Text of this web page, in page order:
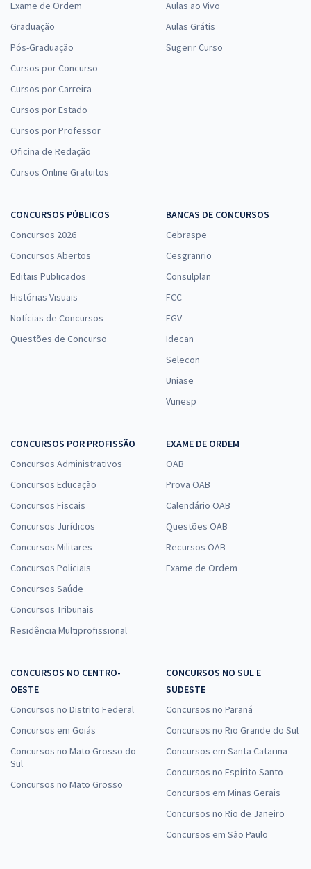
Exame de Ordem
Graduação
Pós-Graduação
Cursos por Concurso
Cursos por Carreira
Cursos por Estado
Cursos por Professor
Oficina de Redação
Cursos Online Gratuitos
Aulas ao Vivo
Aulas Grátis
Sugerir Curso
CONCURSOS PÚBLICOS
Concursos 2026
Concursos Abertos
Editais Publicados
Histórias Visuais
Notícias de Concursos
Questões de Concurso
BANCAS DE CONCURSOS
Cebraspe
Cesgranrio
Consulplan
FCC
FGV
Idecan
Selecon
Uniase
Vunesp
CONCURSOS POR PROFISSÃO
Concursos Administrativos
Concursos Educação
Concursos Fiscais
Concursos Jurídicos
Concursos Militares
Concursos Policiais
Concursos Saúde
Concursos Tribunais
Residência Multiprofissional
EXAME DE ORDEM
OAB
Prova OAB
Calendário OAB
Questões OAB
Recursos OAB
Exame de Ordem
CONCURSOS NO CENTRO-
OESTE
Concursos no Distrito Federal
Concursos em Goiás
Concursos no Mato Grosso do
Sul
Concursos no Mato Grosso
CONCURSOS NO SUL E
SUDESTE
Concursos no Paraná
Concursos no Rio Grande do Sul
Concursos em Santa Catarina
Concursos no Espírito Santo
Concursos em Minas Gerais
Concursos no Rio de Janeiro
Concursos em São Paulo